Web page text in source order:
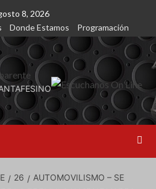
8, 2026
Donde Estamos Programación
26
AUTOMOVILISMO – SE